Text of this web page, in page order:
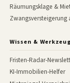
Räumungsklage &
Wissen &
Fristen-Radar-
KI-Immobilien-Helfer